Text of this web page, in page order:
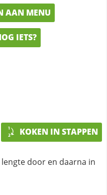
AAN MENU
IETS?
KOKEN IN STAPPEN
door en daarna in